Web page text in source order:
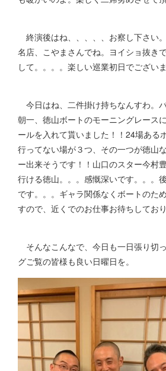
終演後はね、、、、、お察し下さい
名店、こやまさんでね。ヨイショ抜き
して。。。。楽しい巡業初日でございま
今日はね、二件掛け持ちなんすわ。
朝一、徳山ボートのモーニングレース
ールを入れて貰いました！！24場ある
行ってない場が３つ、その一つが徳山
ー出来そうです！！山口のスター今村
行ける徳山。。。感慨深いです。。。
です。。。ギャラ関係なくボートのた
すので、近くでのお仕事お待ちしてお
そんなこんなで、今日も一日張り切
グご覧の皆様も良い日曜日を。